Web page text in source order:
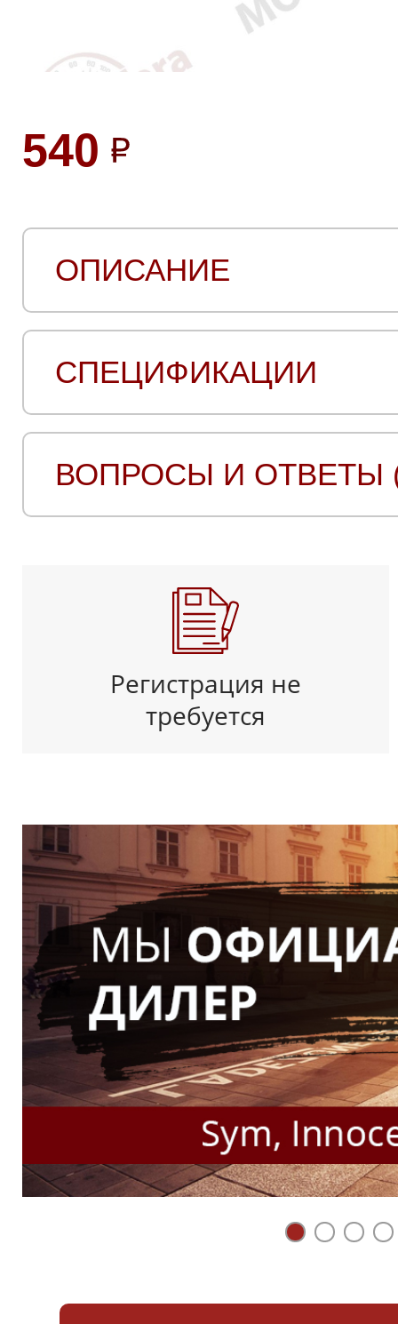
540
ОПИСАНИЕ
СПЕЦИФИКАЦИИ
ВОПРОСЫ И ОТВЕТЫ
Регистрация не
требуется